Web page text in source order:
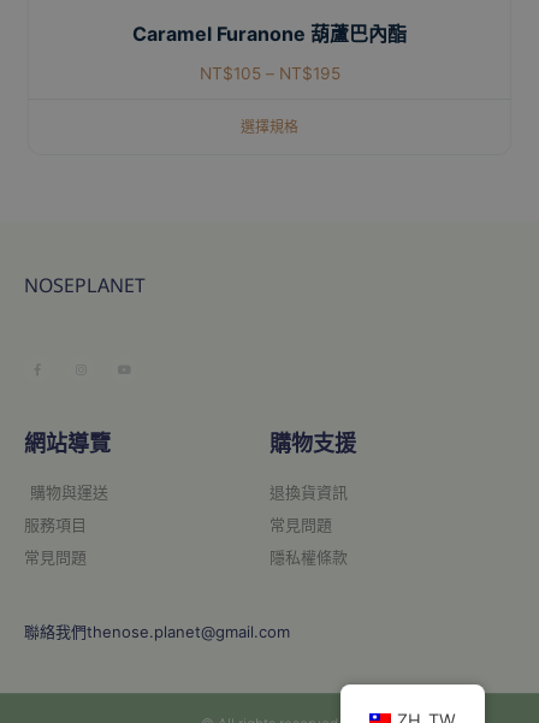
Caramel Furanone 葫蘆巴內酯
NT$105– NT$195
選擇規格
NOSEPLANET
網站導覽
購物與運送
服務項目
常見問題
購物支援
退換貨資訊
常見問題
隱私權條款
聯絡我們thenose.planet@gmail.com